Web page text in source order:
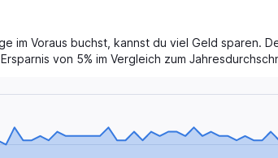
im Voraus buchst, kannst du viel Geld sparen.
von 5% im Vergleich zum